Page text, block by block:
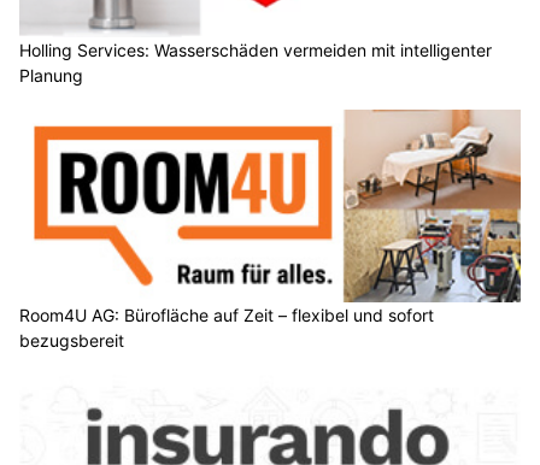
Holling Services: Wasserschäden vermeiden mit intelligenter
Planung
Room4U AG: Bürofläche auf Zeit – flexibel und sofort
bezugsbereit